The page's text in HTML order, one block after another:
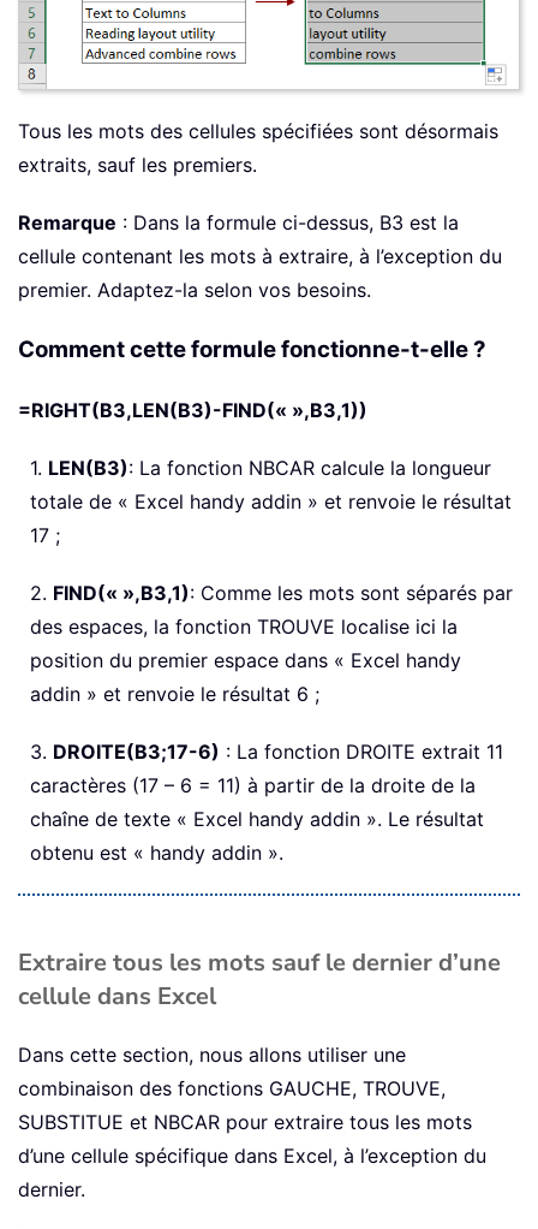
Tous les mots des cellules spécifiées sont désormais
extraits, sauf les premiers.
Remarque : Dans la formule ci-dessus, B3 est la
cellule contenant les mots à extraire, à l’exception du
premier. Adaptez-la selon vos besoins.
Comment cette formule fonctionne-t-elle ?
=RIGHT(B3,LEN(B3)-FIND(« »,B3,1))
1. LEN(B3): La fonction NBCAR calcule la longueur
totale de « Excel handy addin » et renvoie le résultat
17 ;
2. FIND(« »,B3,1): Comme les mots sont séparés par
des espaces, la fonction TROUVE localise ici la
position du premier espace dans « Excel handy
addin » et renvoie le résultat 6 ;
3. DROITE(B3;17-6) : La fonction DROITE extrait 11
caractères (17 – 6 = 11) à partir de la droite de la
chaîne de texte « Excel handy addin ». Le résultat
obtenu est « handy addin ».
Extraire tous les mots sauf le dernier d’une
cellule dans Excel
Dans cette section, nous allons utiliser une
combinaison des fonctions GAUCHE, TROUVE,
SUBSTITUE et NBCAR pour extraire tous les mots
d’une cellule spécifique dans Excel, à l’exception du
dernier.